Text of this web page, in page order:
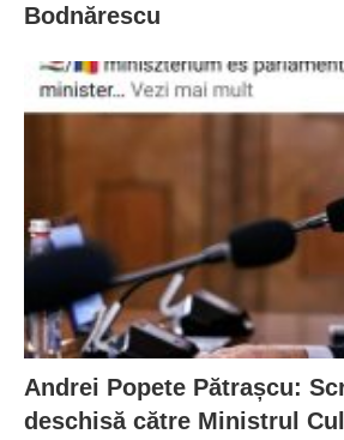
Bodnărescu
Andrei Popete Pătrașcu:
deschisă către Ministrul